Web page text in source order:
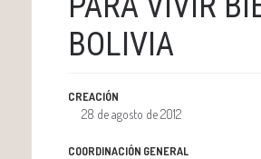
BOLIVIA
CREACIÓN
28 de agosto de 2012
COORDINACIÓN GENERAL